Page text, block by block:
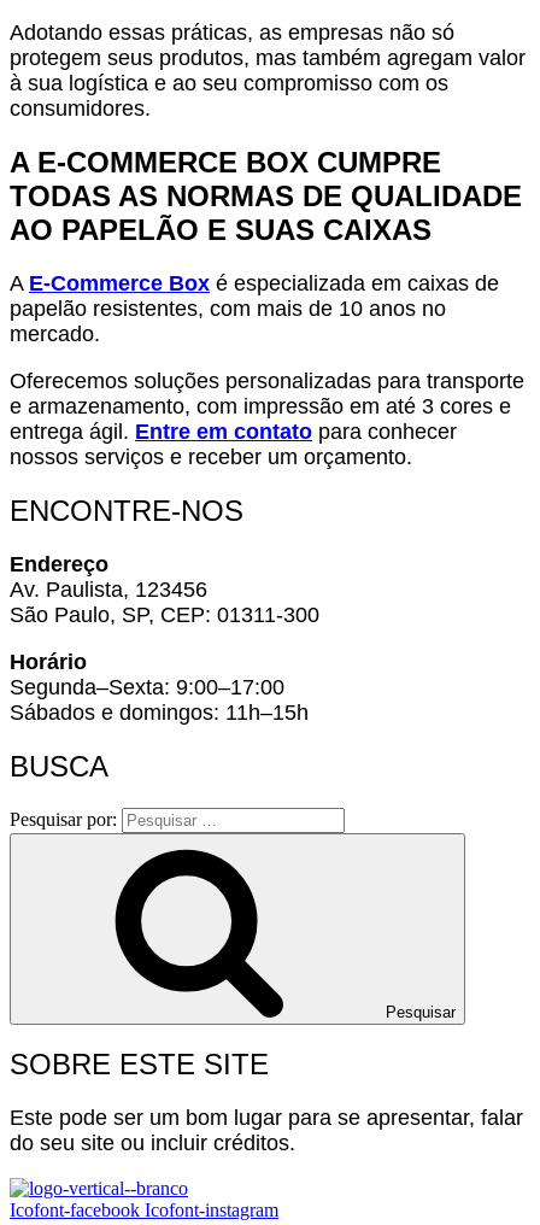
Adotando essas práticas, as empresas não só
protegem seus produtos, mas também agregam valor
à sua logística e ao seu compromisso com os
consumidores.
A E-COMMERCE BOX CUMPRE
TODAS AS NORMAS DE QUALIDADE
AO PAPELÃO E SUAS CAIXAS
A E-Commerce Box é especializada em caixas de
papelão resistentes, com mais de 10 anos no
mercado.
Oferecemos soluções personalizadas para transporte
e armazenamento, com impressão em até 3 cores e
entrega ágil. Entre em contato para conhecer
nossos serviços e receber um orçamento.
ENCONTRE-NOS
Endereço
Av. Paulista, 123456
São Paulo, SP, CEP: 01311-300
Horário
Segunda–Sexta: 9:00–17:00
Sábados e domingos: 11h–15h
BUSCA
Pesquisar por:
Pesquisar
SOBRE ESTE SITE
Este pode ser um bom lugar para se apresentar, falar
do seu site ou incluir créditos.
Icofont-facebook Icofont-instagram